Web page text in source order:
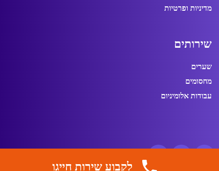
מדיניות ופרטיות
שירותים
שערים
מחסומים
עבודות אלומיניום
לקבוע שירות חייגו